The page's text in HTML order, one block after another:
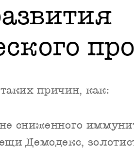
причин, как:
сниженного
Демодекс,